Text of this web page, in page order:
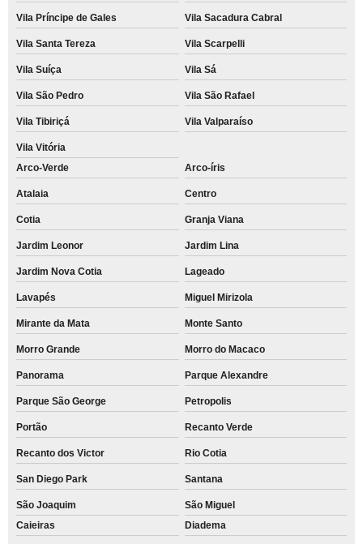
Vila Príncipe de Gales Vila Sacadura Cabral
Vila Santa Tereza Vila Scarpelli
Vila Suíça Vila Sá
Vila São Pedro Vila São Rafael
Vila Tibiriçá Vila Valparaíso
Vila Vitória
Arco-Verde
Arco-íris
Atalaia Centro
Cotia Granja Viana
Jardim Leonor Jardim Lina
Jardim Nova Cotia Lageado
Lavapés Miguel Mirizola
Mirante da Mata Monte Santo
Morro Grande Morro do Macaco
Panorama Parque Alexandre
Parque São George Petropolis
Portão Recanto Verde
Recanto dos Victor Rio Cotia
San Diego Park Santana
São Joaquim
São Miguel
Caieiras
Diadema